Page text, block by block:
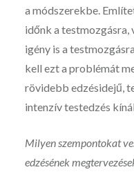
a módszerekbe.
időnk a
igény is a
kell ezt a problémát
rövidebb edzésidejű,
intenzív testedzés
Milyen szempontokat
edzésének